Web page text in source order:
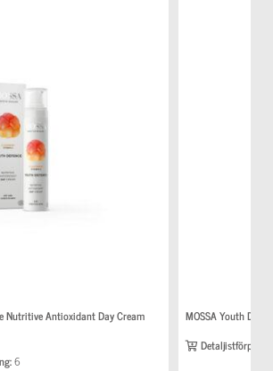
Nutritive Antioxidant Day Cream
6
MOSSA Youth